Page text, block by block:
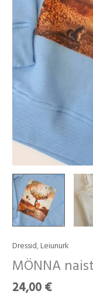
Dressid,Leiunurk
MÖNNA
24,00€
MÖNNA
naiste
pusa
"Gratitude"